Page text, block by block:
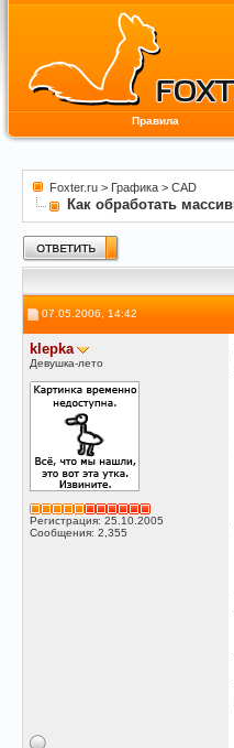
Правила
Foxter.ru > Графика > CAD
Как обработать
07.05.2006, 14:42
klepka
Девушка-лето
Регистрация: 25.10.2005
Сообщения: 2,355